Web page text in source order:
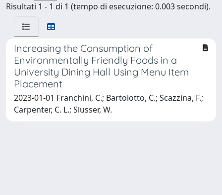
Risultati 1 - 1 di 1 (tempo di esecuzione: 0.003 secondi).
Increasing the Consumption of
Environmentally Friendly Foods in a
University Dining Hall Using Menu Item
Placement
2023-01-01 Franchini, C.; Bartolotto, C.; Scazzina, F.;
Carpenter, C. L.; Slusser, W.